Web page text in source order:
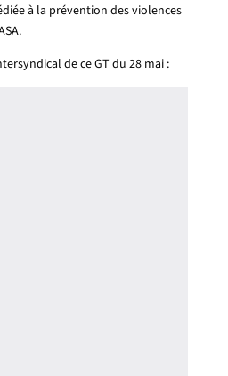
à la prévention des violences
de ce GT du 28 mai :